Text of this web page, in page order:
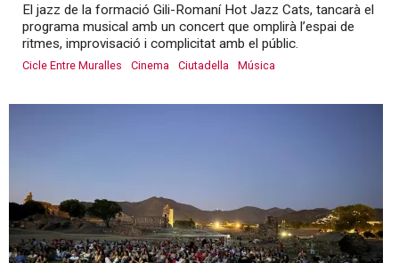
El jazz de la formació Gili-Romaní Hot Jazz Cats, tancarà el
programa musical amb un concert que omplirà l’espai de
ritmes, improvisació i complicitat amb el públic.
Cicle Entre Muralles Cinema Ciutadella Música